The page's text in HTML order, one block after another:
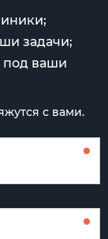
задачи;
под ваши
с вами.